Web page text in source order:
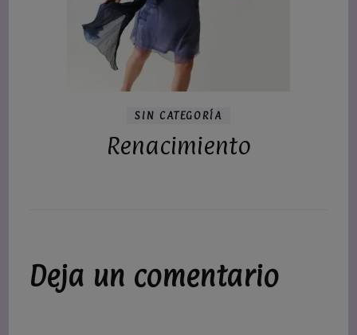
SIN CATEGORÍA
Renacimiento
Deja un comentario